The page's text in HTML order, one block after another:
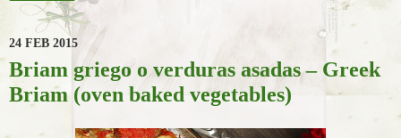
24 FEB 2015
Briam griego o verduras asadas – Greek
Briam (oven baked vegetables)